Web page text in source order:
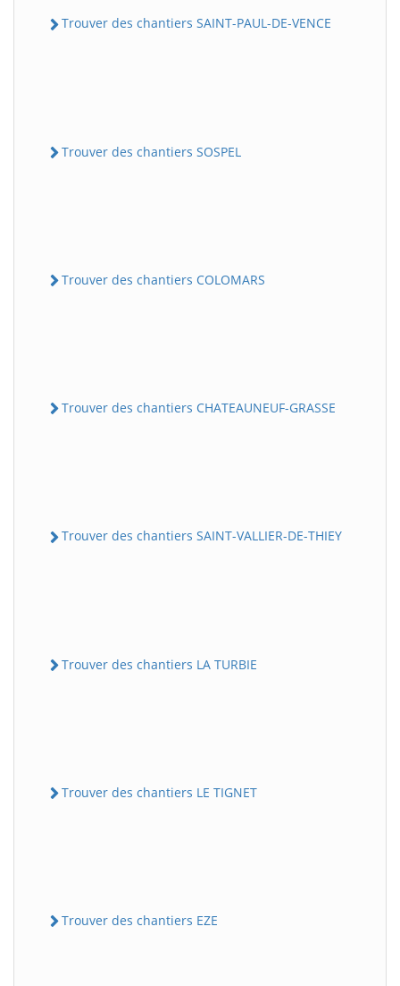
Trouver des chantiers SAINT-PAUL-DE-VENCE
Trouver des chantiers SOSPEL
Trouver des chantiers COLOMARS
Trouver des chantiers CHATEAUNEUF-GRASSE
Trouver des chantiers SAINT-VALLIER-DE-THIEY
Trouver des chantiers LA TURBIE
Trouver des chantiers LE TIGNET
Trouver des chantiers EZE